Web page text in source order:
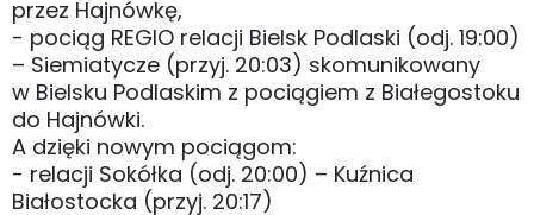
przez Hajnówkę,
- pociąg REGIO relacji Bielsk Podlaski (odj. 19:00)
– Siemiatycze (przyj. 20:03) skomunikowany
w Bielsku Podlaskim z pociągiem z Białegostoku
do Hajnówki.
A dzięki nowym pociągom:
- relacji Sokółka (odj. 20:00) – Kuźnica
Białostocka (przyj. 20:17)